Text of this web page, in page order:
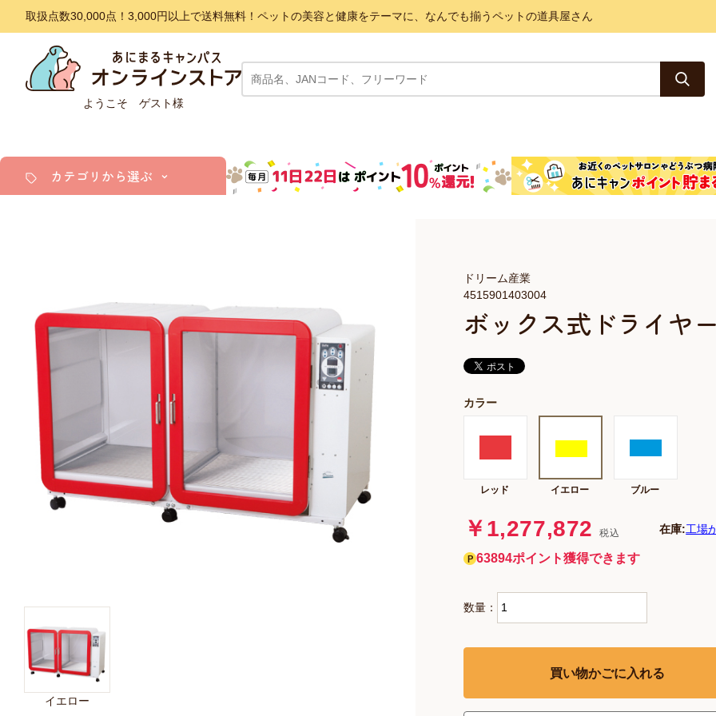
取扱点数30,000点！3,000円以上で送料無料！ペットの美容と健康をテーマに、なんでも揃うペットの道具屋さん
ようこそ ゲスト様
カテゴリから選ぶ
ドッグフード
キャットフード
美容・ケア用品
服・おさんぽ用品
日用品（デイリー）
リビング雑貨
トリマーグッズ
シニアサポート
イエロー
ボックス式ドライヤ
4515901403004
ドリーム産業
カラー
レッド イエロー ブルー
￥1,277,872 税込 在庫:工場
63894ポイント獲得できます
数量：
買い物かごに入れる